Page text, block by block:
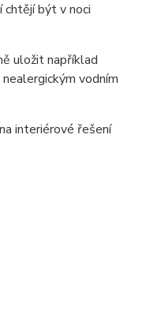
chtějí být v noci
uložit například
vodním
interiérové ​​řešení